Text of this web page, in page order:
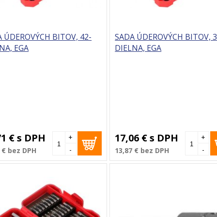
ÚDEROVÝCH BITOV, 42-
EGA
€s DPH
€ bez DPH -
+
SADA ÚDEROVÝCH BITOV,
DIELNA, EGA
17,06 €s DPH
13,87 € bez DPH -
+